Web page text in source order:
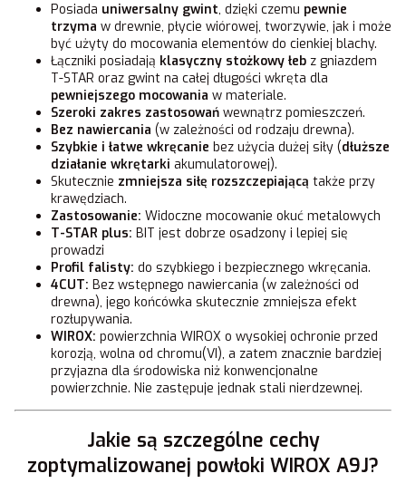
Posiada uniwersalny gwint, dzięki czemu pewnie
trzyma w drewnie, płycie wiórowej, tworzywie, jak i może
być użyty do mocowania elementów do cienkiej blachy.
Łączniki posiadają klasyczny stożkowy łeb z gniazdem
T-STAR oraz gwint na całej długości wkręta dla
pewniejszego mocowania w materiale.
Szeroki zakres zastosowań wewnątrz pomieszczeń.
Bez nawiercania (w zależności od rodzaju drewna).
Szybkie i łatwe wkręcanie bez użycia dużej siły (dłuższe
działanie wkrętarki akumulatorowej).
Skutecznie zmniejsza siłę rozszczepiającą także przy
krawędziach.
Zastosowanie: Widoczne mocowanie okuć metalowych
T-STAR plus: BIT jest dobrze osadzony i lepiej się
prowadzi
Profil falisty: do szybkiego i bezpiecznego wkręcania.
4CUT: Bez wstępnego nawiercania (w zależności od
drewna), jego końcówka skutecznie zmniejsza efekt
rozłupywania.
WIROX: powierzchnia WIROX o wysokiej ochronie przed
korozją, wolna od chromu(VI), a zatem znacznie bardziej
przyjazna dla środowiska niż konwencjonalne
powierzchnie. Nie zastępuje jednak stali nierdzewnej.
Jakie są szczególne cechy
zoptymalizowanej powłoki WIROX A9J?